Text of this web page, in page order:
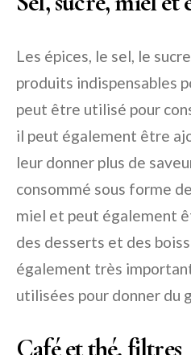
Les épices, le sel, le
produits indispensables
peut être utilisé pour
il peut également être
leur donner plus de
consommé sous forme
miel et peut également
des desserts et des
également très
utilisées pour donner du
Café et thé, filtres